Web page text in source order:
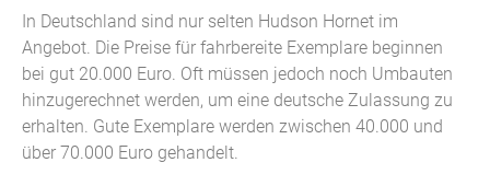
In Deutschland sind nur selten Hudson Hornet im
Angebot. Die Preise für fahrbereite Exemplare beginnen
bei gut 20.000 Euro. Oft müssen jedoch noch Umbauten
hinzugerechnet werden, um eine deutsche Zulassung zu
erhalten. Gute Exemplare werden zwischen 40.000 und
über 70.000 Euro gehandelt.